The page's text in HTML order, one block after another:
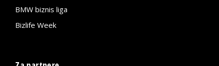
BMW biznis liga
Bizlife Week